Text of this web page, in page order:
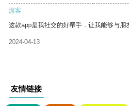
游客
这款app是我社交的好帮手，让我能够与朋
2024-04-13
友情链接